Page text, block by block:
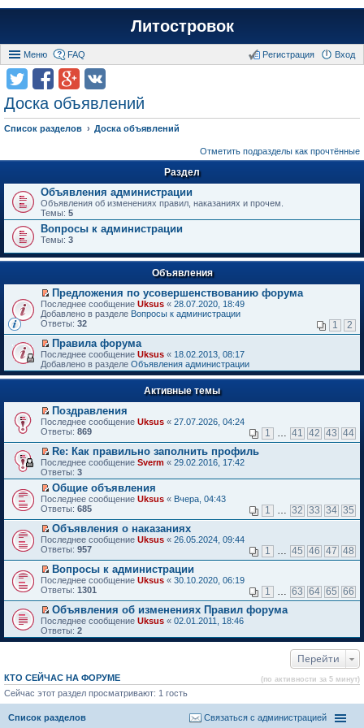
Литостровок
Меню FAQ Вход
Регистрация
Доска объявлений
Список разделов Доска объявлений
Отметить подразделы как прочтённые
Раздел
Объявления администрации
Объявления об изменениях правил, наказаниях и прочем.
Темы: 5
Вопросы к администрации
Темы: 3
Объявления
П
е
р
й
т
и
к
п
в
о
м
у
н
е
п
р
о
ч
и
а
н
н
о
м
у
с
о
о
б
щ
е
н
Предложения по усовершенствованию форума
Последнее сообщение Uksus « 28.07.2020, 18:49
Добавлено в разделе Вопросы к администрации
Ответы: 32 1 2
П
е
р
е
т
и
к
п
р
в
о
м
у
н
е
п
р
о
ч
т
а
н
н
о
м
у
с
о
щ
е
н
и
Правила форума
Последнее сообщение Uksus « 18.02.2013, 08:17
Добавлено в разделе Объявления администрации
Активные темы
П
е
е
й
т
и
к
п
е
в
о
м
у
н
е
п
р
о
ч
и
т
а
о
м
у
с
о
Поздравления
Последнее сообщение Uksus « 27.07.2026, 04:24
Ответы: 869 1 … 41 42 43 44
П
е
р
е
й
т
и
к
п
е
в
о
м
у
н
е
п
р
о
т
а
н
н
м
Re: Как правильно заполнить профиль
Последнее сообщение Sverm « 29.02.2016, 17:42
Ответы: 3
П
е
е
й
т
и
к
п
е
р
в
о
м
у
н
о
ч
а
Общие объявления
Последнее сообщение Uksus « Вчера, 04:43
Ответы: 685 1 … 32 33 34 35
П
е
е
й
т
и
к
п
е
р
в
у
н
е
п
о
Объявления о наказаниях
Последнее сообщение Uksus « 26.05.2024, 09:44
Ответы: 957 1 … 45 46 47 48
П
е
е
й
т
и
р
в
о
м
у
н
Вопросы к администрации
Последнее сообщение Uksus « 30.10.2020, 06:19
Ответы: 1301 1 … 63 64 65 66
П
е
р
и
к
п
е
р
Объявления об изменениях Правил форума
Последнее сообщение Uksus « 02.01.2011, 18:46
Ответы: 2
Перейти
КТО СЕЙЧАС НА ФОРУМЕ (по активности за 5 минут)
Сейчас этот раздел просматривают: 1 гость
Список разделов Связаться с администрацией